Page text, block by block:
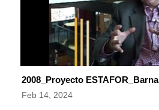
2008_Proyecto ESTAFOR_Barna
Feb 14, 2024